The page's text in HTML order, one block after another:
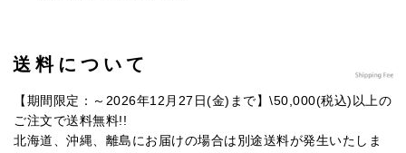
送料について
【期間限定：～2026年12月27日(金)まで】\50,000(税込)以上の
ご注文で送料無料!!
北海道、沖縄、離島にお届けの場合は別途送料が発生いたしま